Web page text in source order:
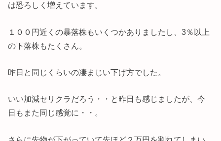
は恐ろしく増えています。
１００円近くの暴落株もいくつかありましたし、3％以上
の下落株もたくさん。
昨日と同じくらいの凄まじい下げ方でした。
いい加減セリクラだろう・・と昨日も感じましたが、今
日もまた同じ感覚に・・。